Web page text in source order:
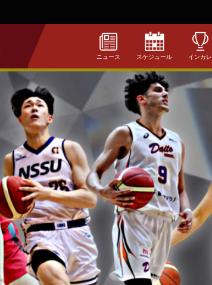
ニュース スケジュール インカレ